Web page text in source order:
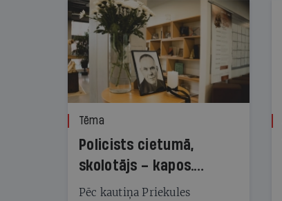
Tēma
Policists cietumā,
skolotājs – kapos.
Reibuma cena Priekulē
Pēc kautiņa Priekules